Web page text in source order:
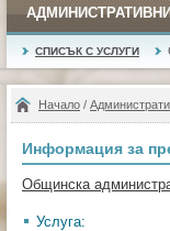
СПИСЪК С УСЛУГИ
Начало /
Информация за
Общинска
Услуга: